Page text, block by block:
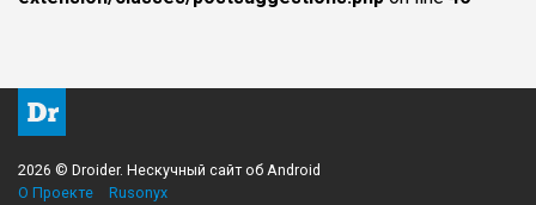
2026 © Droider. Нескучный сайт об Android
О Проекте
Rusonyx